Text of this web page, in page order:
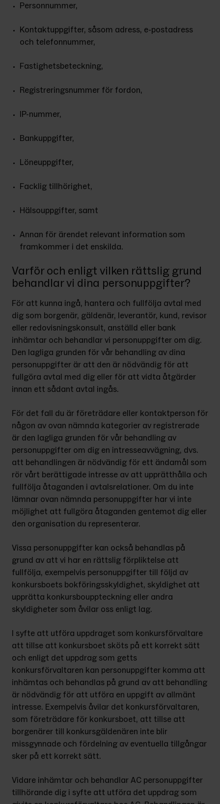
Personnummer,
Kontaktuppgifter, såsom adress, e-postadress
och telefonnummer,
Fastighetsbeteckning,
Registreringsnummer för fordon,
IP-nummer,
Bankuppgifter,
Löneuppgifter,
Facklig tillhörighet,
Hälsouppgifter, samt
Annan för ärendet relevant information som
framkommer i det enskilda.
Varför och enligt vilken rättslig grund
behandlar vi dina personuppgifter?
För att kunna ingå, hantera och fullfölja avtal med
dig som borgenär, gäldenär, leverantör, kund, revisor
eller redovisningskonsult, anställd eller bank
inhämtar och behandlar vi personuppgifter om dig.
Den lagliga grunden för vår behandling av dina
personuppgifter är att den är nödvändig för att
fullgöra avtal med dig eller för att vidta åtgärder
innan ett sådant avtal ingås.
För det fall du är företrädare eller kontaktperson för
någon av ovan nämnda kategorier av registrerade
är den lagliga grunden för vår behandling av
personuppgifter om dig en intresseavvägning, dvs.
att behandlingen är nödvändig för ett ändamål som
rör vårt berättigade intresse av att upprätthålla och
fullfölja åtaganden i avtalsrelationer. Om du inte
lämnar ovan nämnda personuppgifter har vi inte
möjlighet att fullgöra åtaganden gentemot dig eller
den organisation du representerar.
Vissa personuppgifter kan också behandlas på
grund av att vi har en rättslig förpliktelse att
fullfölja, exempelvis personuppgifter till följd av
konkursboets bokföringsskyldighet, skyldighet att
upprätta konkursbouppteckning eller andra
skyldigheter som åvilar oss enligt lag.
I syfte att utföra uppdraget som konkursförvaltare
att tillse att konkursboet sköts på ett korrekt sätt
och enligt det uppdrag som getts
konkursförvaltaren kan personuppgifter komma att
inhämtas och behandlas på grund av att behandling
är nödvändig för att utföra en uppgift av allmänt
intresse. Exempelvis åvilar det konkursförvaltaren,
som företrädare för konkursboet, att tillse att
borgenärer till konkursgäldenären inte blir
missgynnade och fördelning av eventuella tillgångar
sker på ett korrekt sätt.
Vidare inhämtar och behandlar AC personuppgifter
tillhörande dig i syfte att utföra det uppdrag som